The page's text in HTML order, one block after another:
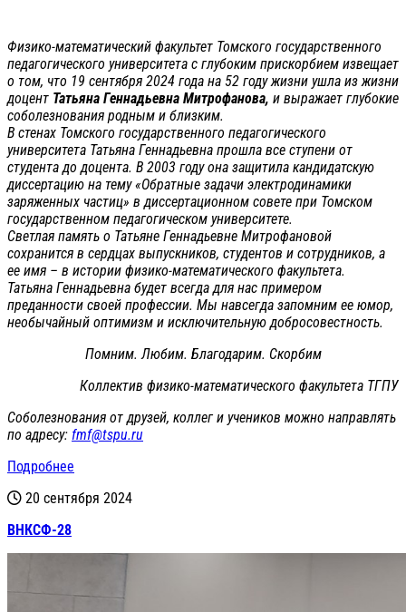
Физико-математический факультет Томского государственного
педагогического университета с глубоким прискорбием извещает
о том, что 19 сентября 2024 года на 52 году жизни ушла из жизни
доцент Татьяна Геннадьевна Митрофанова, и выражает глубокие
соболезнования родным и близким.
В стенах Томского государственного педагогического
университета Татьяна Геннадьевна прошла все ступени от
студента до доцента. В 2003 году она защитила кандидатскую
диссертацию на тему «Обратные задачи электродинамики
заряженных частиц» в диссертационном совете при Томском
государственном педагогическом университете.
Светлая память о Татьяне Геннадьевне Митрофановой
сохранится в сердцах выпускников, студентов и сотрудников, а
ее имя – в истории физико-математического факультета.
Татьяна Геннадьевна будет всегда для нас примером
преданности своей профессии. Мы навсегда запомним ее юмор,
необычайный оптимизм и исключительную добросовестность.
Помним. Любим. Благодарим. Скорбим
Коллектив физико-математического факультета ТГПУ
Соболезнования от друзей, коллег и учеников можно направлять
по адресу: fmf@tspu.ru
Подробнее
20 сентября 2024
ВНКСФ-28